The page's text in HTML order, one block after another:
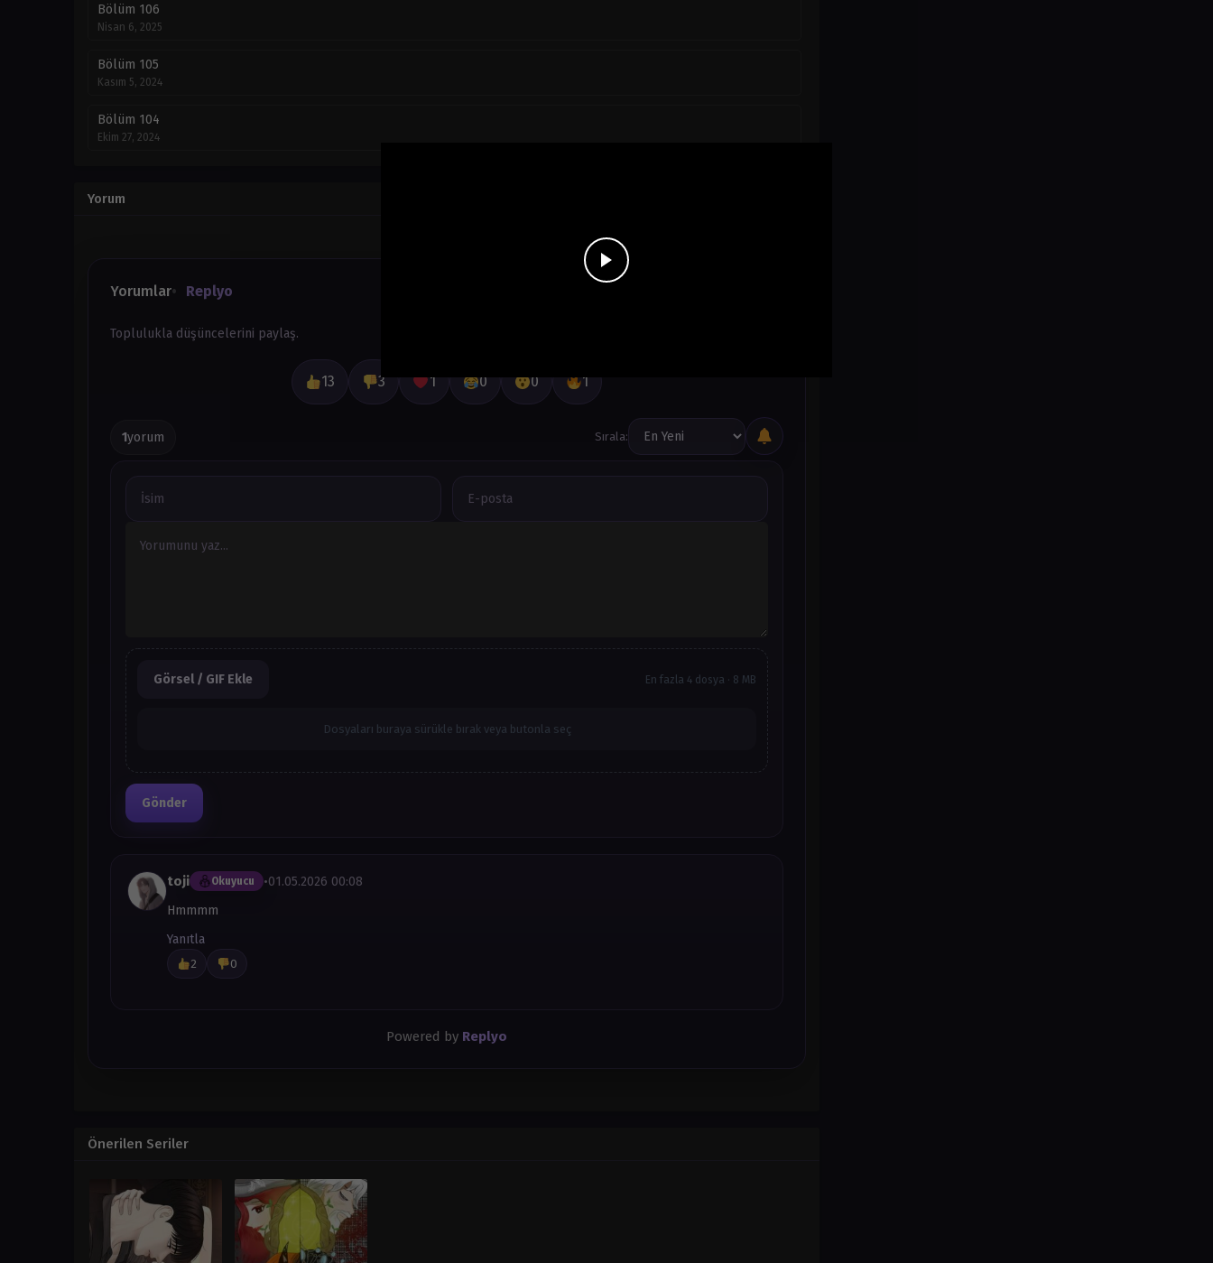
Bölüm 106
Nisan 6, 2025
Bölüm 105
Kasım 5, 2024
Bölüm 104
Ekim 27, 2024
Bölüm 101
Bölüm 100
Bölüm 97
Bölüm 94
Haziran 7, 2024
Bölüm 93
Haziran 7, 2024
Bölüm 92
Haziran 7, 2024
Bölüm 90
Mayıs 30, 2024
- Soru Cevap
Mart 24, 2024
Yorum
Yorumlar Replyo
Toplulukla düşüncelerini paylaş.
1yorum
13 3 1 0 0 1
Sırala:
Görsel / GIF Ekle En fazla 4 dosya · 8 MB
Dosyaları buraya sürükle bırak veya butonla seç
Gönder
toji Okuyucu •01.05.2026 00:08
Hmmmm
Yanıtla
2 0
Powered by Replyo
Önerilen Seriler